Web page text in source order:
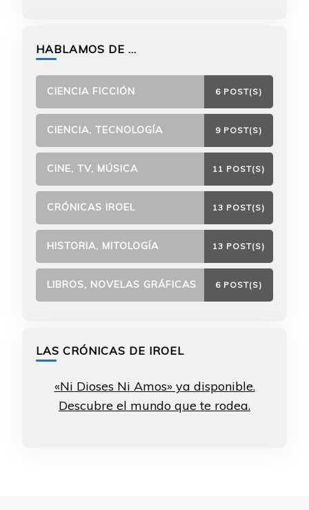
HABLAMOS DE …
CIENCIA FICCIÓN 6 POST(S)
CIENCIA, TECNOLOGÍA 9 POST(S)
CINE, TV, MÚSICA 11 POST(S)
CRÓNICAS IROEL 13 POST(S)
HISTORIA, MITOLOGÍA 13 POST(S)
LIBROS, NOVELAS GRÁFICAS 6 POST(S)
LAS CRÓNICAS DE IROEL
«Ni Dioses Ni Amos» ya disponible.
Descubre el mundo que te rodea.